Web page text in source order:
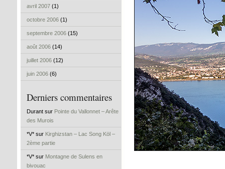
avril 2007 (1)
octobre 2006 (1)
septembre 2006 (15)
août 2006 (14)
juillet 2006 (12)
juin 2006 (6)
Derniers commentaires
Durant sur Pointe du Vallonnet – Arête
des Murois
*V* sur Kirghizstan – Lac Song Köl –
2ème partie
*V* sur Montagne de Sulens en
bivouac